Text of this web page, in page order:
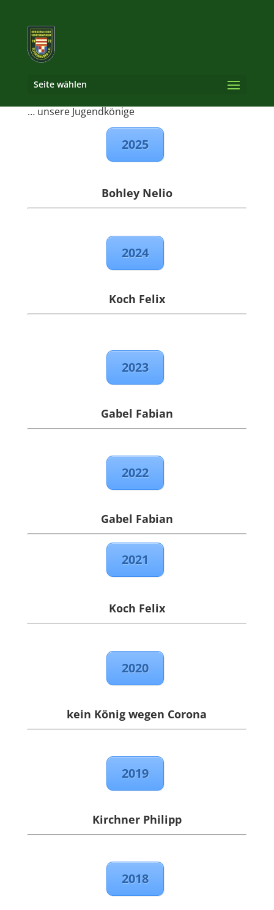
Seite wählen
… unsere Jugendkönige
2025
Bohley Nelio
2024
Koch Felix
2023
Gabel Fabian
2022
Gabel Fabian
2021
Koch Felix
2020
kein König wegen Corona
2019
Kirchner Philipp
2018